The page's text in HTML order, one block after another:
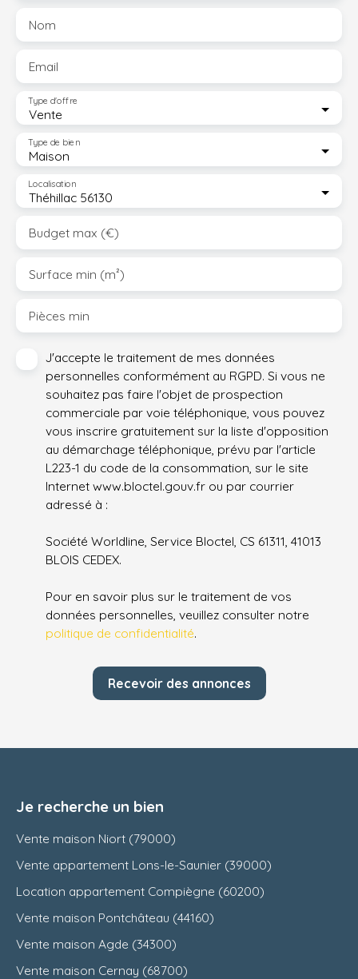
Nom
Email
Vente
Type d'offre
Maison
Type de bien
Théhillac 56130
Localisation
Budget max (€)
Surface min (m²)
Pièces min
J'accepte le traitement de mes données
personnelles conformément au RGPD. Si vous ne
souhaitez pas faire l'objet de prospection
commerciale par voie téléphonique, vous pouvez
vous inscrire gratuitement sur la liste d'opposition
au démarchage téléphonique, prévu par l'article
L223-1 du code de la consommation, sur le site
Internet www.bloctel.gouv.fr ou par courrier
adressé à :
Société Worldline, Service Bloctel, CS 61311, 41013
BLOIS CEDEX.
Pour en savoir plus sur le traitement de vos
données personnelles, veuillez consulter notre
politique de confidentialité.
Recevoir des annonces
Je recherche un bien
Vente maison Niort (79000)
Vente appartement Lons-le-Saunier (39000)
Location appartement Compiègne (60200)
Vente maison Pontchâteau (44160)
Vente maison Agde (34300)
Vente maison Cernay (68700)